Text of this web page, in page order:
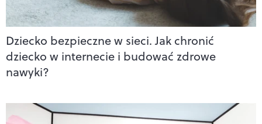
Dziecko bezpieczne w sieci. Jak chronić
dziecko w internecie i budować zdrowe
nawyki?